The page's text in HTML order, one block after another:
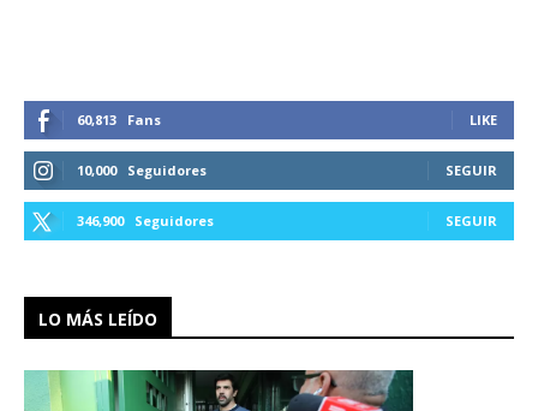
60,813 Fans LIKE
10,000 Seguidores SEGUIR
346,900 Seguidores SEGUIR
LO MÁS LEÍDO